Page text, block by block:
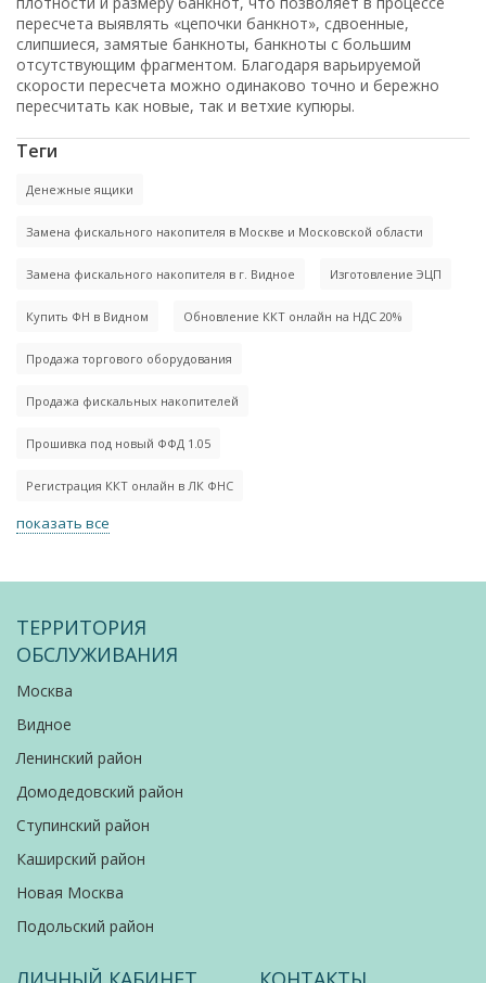
пересчета выявлять «цепочки банкнот», сдвоенные,
слипшиеся, замятые банкноты, банкноты с большим
отсутствующим фрагментом. Благодаря варьируемой
скорости пересчета можно одинаково точно и бережно
пересчитать как новые, так и ветхие купюры.
Теги
Денежные ящики
Замена фискального накопителя в Москве и Московской области
Замена фискального накопителя в г. Видное Изготовление ЭЦП
Купить ФН в Видном Обновление ККТ онлайн на НДС 20%
Продажа торгового оборудования
Продажа фискальных накопителей
Прошивка под новый ФФД 1.05
Регистрация ККТ онлайн в ЛК ФНС
показать все
ТЕРРИТОРИЯ
ОБСЛУЖИВАНИЯ
Москва
Видное
Ленинский район
Домодедовский район
Ступинский район
Каширский район
Новая Москва
Подольский район